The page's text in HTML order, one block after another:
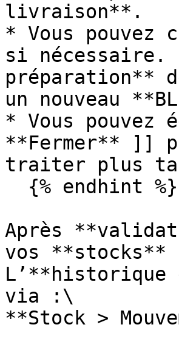
livraison**.
* Vous
si nécessaire.
préparation**
un nouveau
* Vous
**Fermer** ]]
traiter plus
Après
vos **stocks**
L’**historique
via :\
**Stock >